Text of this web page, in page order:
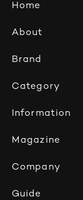
Home
Brand
Information
Company
About
Category
Magazine
Guide